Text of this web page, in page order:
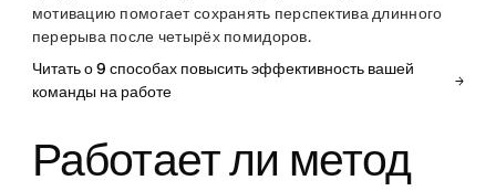
мотивацию помогает сохранять перспектива длинного
перерыва после четырёх помидоров.
Читать о 9 способах повысить эффективность вашей
команды на работе
Работает ли метод